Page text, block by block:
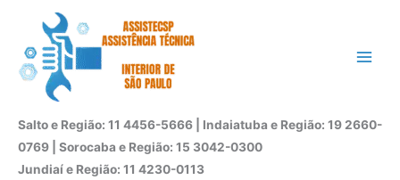
conteúdo
Salto e Região: 11 4456-5666 | Indaiatuba e Região: 19 2660-
0769 | Sorocaba e Região: 15 3042-0300
Jundiaí e Região: 11 4230-0113